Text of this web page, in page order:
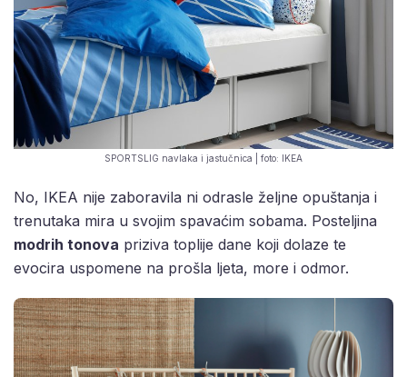
SPORTSLIG navlaka i jastučnica | foto: IKEA
No, IKEA nije zaboravila ni odrasle željne opuštanja i
trenutaka mira u svojim spavaćim sobama. Posteljina
modrih tonova priziva toplije dane koji dolaze te
evocira uspomene na prošla ljeta, more i odmor.